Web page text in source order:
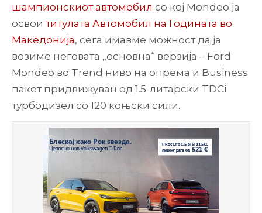
шампионскиот автомобил со кој Mondeo ја
освои титулата Автомобил на Годината во
Македонија, сега имавме можност да ја
возиме неговата „основна“ верзија – Ford
Mondeo во Trend ниво на опрема и Business
пакет придвижуван од 1.5-литарски TDCi
турбодизел со 120 коњски сили.